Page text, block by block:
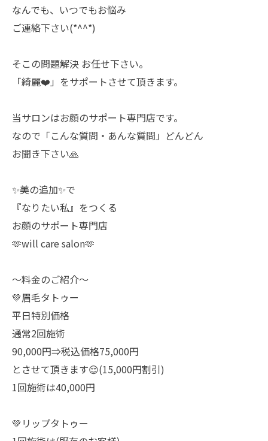
なんでも、いつでもお悩み
ご連絡下さい(*^^*)
そこの問題解決 お任せ下さい。
「綺麗❤️」をサポートさせて頂きます。
当サロンはお顔のサポート専門店です。
なので「こんな質問・あんな質問」どんどん
お聞き下さい🙏
✨美の追加✨で
『なりたい私』をつくる
お顔のサポート専門店
🫶will care salon🫶
〜料金のご紹介〜
💚眉毛タトゥー
平日特別価格
通常2回施術
90,000円⇒税込価格75,000円
とさせて頂きます😌(15,000円割引)
1回施術は40,000円
💚リップタトゥー